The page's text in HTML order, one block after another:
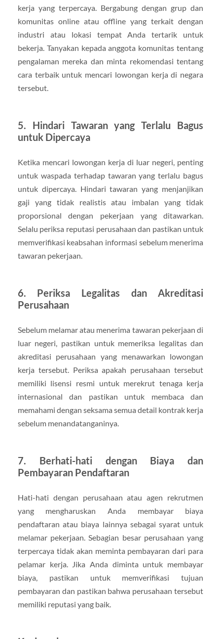
kerja yang terpercaya. Bergabung dengan grup dan
komunitas online atau offline yang terkait dengan
industri atau lokasi tempat Anda tertarik untuk
bekerja. Tanyakan kepada anggota komunitas tentang
pengalaman mereka dan minta rekomendasi tentang
cara terbaik untuk mencari lowongan kerja di negara
tersebut.
5. Hindari Tawaran yang Terlalu Bagus
untuk Dipercaya
Ketika mencari lowongan kerja di luar negeri, penting
untuk waspada terhadap tawaran yang terlalu bagus
untuk dipercaya. Hindari tawaran yang menjanjikan
gaji yang tidak realistis atau imbalan yang tidak
proporsional dengan pekerjaan yang ditawarkan.
Selalu periksa reputasi perusahaan dan pastikan untuk
memverifikasi keabsahan informasi sebelum menerima
tawaran pekerjaan.
6. Periksa Legalitas dan Akreditasi
Perusahaan
Sebelum melamar atau menerima tawaran pekerjaan di
luar negeri, pastikan untuk memeriksa legalitas dan
akreditasi perusahaan yang menawarkan lowongan
kerja tersebut. Periksa apakah perusahaan tersebut
memiliki lisensi resmi untuk merekrut tenaga kerja
internasional dan pastikan untuk membaca dan
memahami dengan seksama semua detail kontrak kerja
sebelum menandatanganinya.
7. Berhati-hati dengan Biaya dan
Pembayaran Pendaftaran
Hati-hati dengan perusahaan atau agen rekrutmen
yang mengharuskan Anda membayar biaya
pendaftaran atau biaya lainnya sebagai syarat untuk
melamar pekerjaan. Sebagian besar perusahaan yang
terpercaya tidak akan meminta pembayaran dari para
pelamar kerja. Jika Anda diminta untuk membayar
biaya, pastikan untuk memverifikasi tujuan
pembayaran dan pastikan bahwa perusahaan tersebut
memiliki reputasi yang baik.